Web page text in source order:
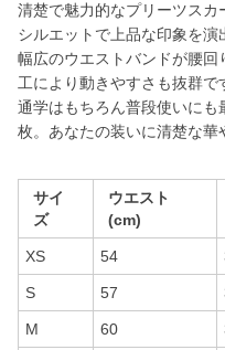
清楚で魅力的なプリーツスカ
シルエットで上品な印象を演
幅広のウエストバンドが腰
工により動きやすさも抜群で
通学はもちろん普段使いに
枚。あなたの装いに清楚な華
サイ
ズ
ウエスト
(cm)
XS 54
S 57
M 60